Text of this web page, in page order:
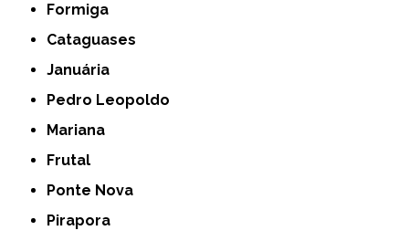
Formiga
Cataguases
Januária
Pedro Leopoldo
Mariana
Frutal
Ponte Nova
Pirapora